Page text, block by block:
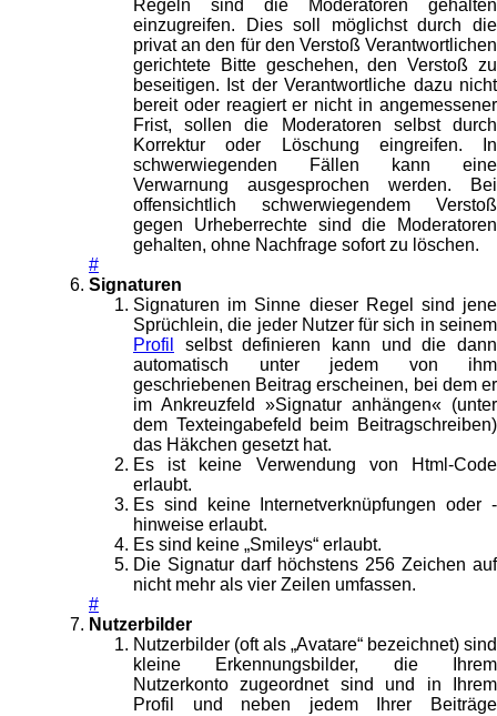
Regeln sind die Moderatoren gehalten
einzugreifen. Dies soll möglichst durch die
privat an den für den Verstoß Verantwortlichen
gerichtete Bitte geschehen, den Verstoß zu
beseitigen. Ist der Verantwortliche dazu nicht
bereit oder reagiert er nicht in angemessener
Frist, sollen die Moderatoren selbst durch
Korrektur oder Löschung eingreifen. In
schwerwiegenden Fällen kann eine
Verwarnung ausgesprochen werden. Bei
offensichtlich schwerwiegendem Verstoß
gegen Urheberrechte sind die Moderatoren
gehalten, ohne Nachfrage sofort zu löschen.
#
Signaturen
Signaturen im Sinne dieser Regel sind jene
Sprüchlein, die jeder Nutzer für sich in seinem
Profil
selbst definieren kann und die dann
automatisch unter jedem von ihm
geschriebenen Beitrag erscheinen, bei dem er
im Ankreuzfeld »Signatur anhängen« (unter
dem Texteingabefeld beim Beitragschreiben)
das Häkchen gesetzt hat.
Es ist keine Verwendung von Html-Code
erlaubt.
Es sind keine Internetverknüpfungen oder -
hinweise erlaubt.
Es sind keine „Smileys“ erlaubt.
Die Signatur darf höchstens 256 Zeichen auf
nicht mehr als vier Zeilen umfassen.
#
Nutzerbilder
Nutzerbilder (oft als „Avatare“ bezeichnet) sind
kleine Erkennungsbilder, die Ihrem
Nutzerkonto zugeordnet sind und in Ihrem
Profil und neben jedem Ihrer Beiträge